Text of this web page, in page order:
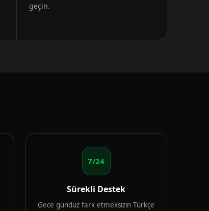
geçin.
7/24
Sürekli Destek
Gece gündüz fark etmeksizin Türkçe